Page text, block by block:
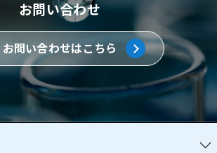
お問い合わせ
お問い合わせはこちら